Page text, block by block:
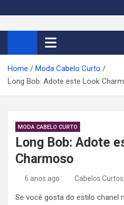
i
t
o
Cortes de
Feminino 2026
Moda e tendências dos cabelos
Home
Moda Cabelo Curto
Long Bob: Adote este Look
MODA CABELO CURTO
Long Bob: Adote
Charmoso
6 anos ago Cabelos
Se você gosta do estilo chanel